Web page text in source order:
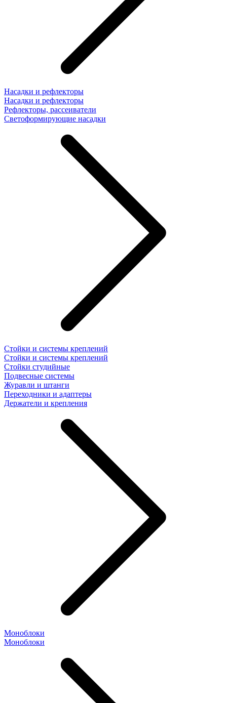
Насадки и рефлекторы
Насадки и рефлекторы
Рефлекторы, рассеиватели
Светоформирующие насадки
Стойки и системы креплений
Стойки и системы креплений
Стойки студийные
Подвесные системы
Журавли и штанги
Переходники и адаптеры
Держатели и крепления
Моноблоки
Моноблоки